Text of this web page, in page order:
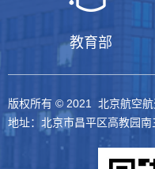
教育部
版权所有 © 2021 北京航空
地址：北京市昌平区高教园